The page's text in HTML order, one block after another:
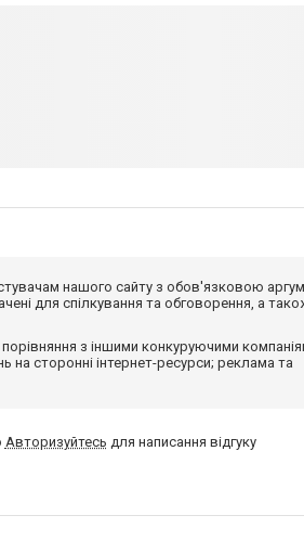
нашого сайту з обов'язковою
для спілкування та обговорення, а
з іншими конкуруючими
на сторонні інтернет-ресурси; реклама та
Авторизуйтесь для написання відгуку